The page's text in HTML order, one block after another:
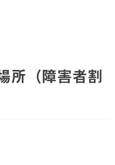
所（障害者割